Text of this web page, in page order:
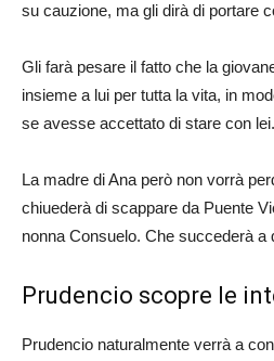
su cauzione, ma gli dirà di portare
Gli farà pesare il fatto che la
insieme a lui per tutta la vita, in
se avesse accettato di stare con lei.
La madre di Ana però non vorrà
chiuederà di scappare da Puente
nonna Consuelo. Che succederà a
Prudencio scopre le
Prudencio naturalmente verrà a